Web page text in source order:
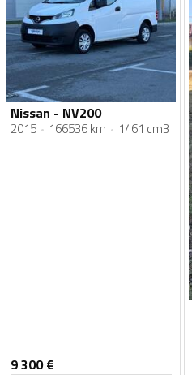
Nissan - NV200
2015 166536 km 1461 cm3
9 300€